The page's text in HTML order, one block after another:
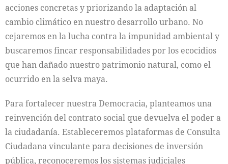
acciones concretas y priorizando la adaptación al
cambio climático en nuestro desarrollo urbano. No
cejaremos en la lucha contra la impunidad ambiental y
buscaremos fincar responsabilidades por los ecocidios
que han dañado nuestro patrimonio natural, como el
ocurrido en la selva maya.
Para fortalecer nuestra Democracia, planteamos una
reinvención del contrato social que devuelva el poder a
la ciudadanía. Estableceremos plataformas de Consulta
Ciudadana vinculante para decisiones de inversión
pública, reconoceremos los sistemas judiciales